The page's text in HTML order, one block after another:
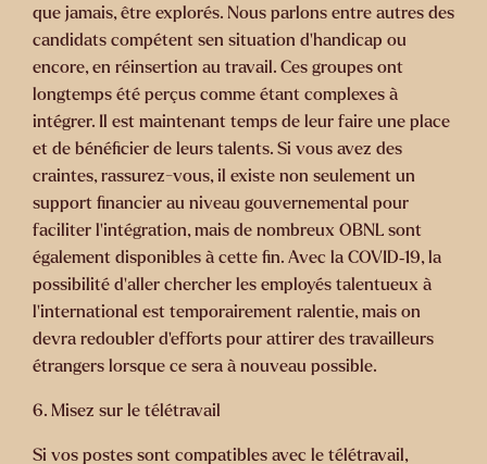
que jamais, être explorés. Nous parlons entre autres des
candidats compétent sen situation d’handicap ou
encore, en réinsertion au travail. Ces groupes ont
longtemps été perçus comme étant complexes à
intégrer. Il est maintenant temps de leur faire une place
et de bénéficier de leurs talents. Si vous avez des
craintes, rassurez-vous, il existe non seulement un
support financier au niveau gouvernemental pour
faciliter l’intégration, mais de nombreux OBNL sont
également disponibles à cette fin. Avec la COVID‑19, la
possibilité d’aller chercher les employés talentueux à
l’international est temporairement ralentie, mais on
devra redoubler d’efforts pour attirer des travailleurs
étrangers lorsque ce sera à nouveau possible.
6. Misez sur le télétravail
Si vos postes sont compatibles avec le télétravail,